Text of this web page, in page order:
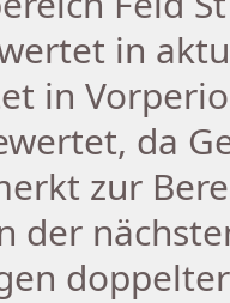
in
in
da
zur
der